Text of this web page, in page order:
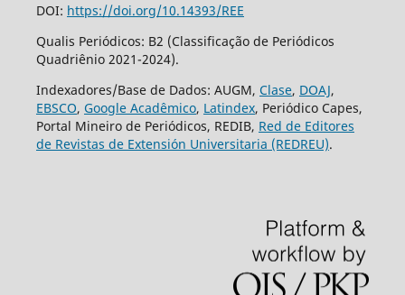
DOI: https://doi.org/10.14393/REE
Qualis Periódicos: B2 (Classificação de Periódicos
Quadriênio 2021-2024).
Indexadores/Base de Dados: AUGM, Clase, DOAJ,
EBSCO, Google Acadêmico, Latindex, Periódico Capes,
Portal Mineiro de Periódicos, REDIB, Red de Editores
de Revistas de Extensión Universitaria (REDREU).